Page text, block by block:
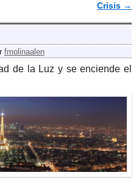
Crisis →
fmolinaalen
de la Luz y se enciende el